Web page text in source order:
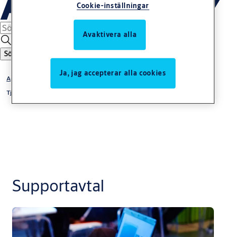
Sök
Aptus
Tjänster
Supportavtal
Cookie-inställningar
Avaktivera alla
Ja, jag accepterar alla cookies